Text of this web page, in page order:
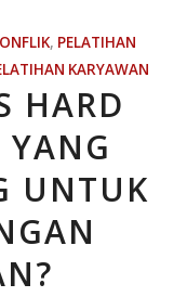
, PELATIHAN
KARYAWAN
HARD
UNTUK